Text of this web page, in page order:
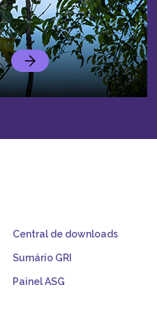
Central de downloads
Sumário GRI
Painel ASG